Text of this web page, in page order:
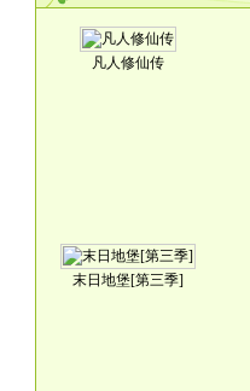
凡人修仙传
末日地堡[第三季]